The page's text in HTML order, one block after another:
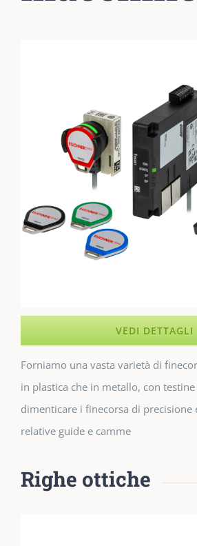
VEDI DETTAGLI
Forniamo una vasta varietà di
in plastica che in metallo, con
dimenticare i finecorsa di
relative guide e camme
Righe ottiche